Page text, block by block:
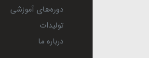
دوره‌های آموزشی
تولیدات
درباره ما